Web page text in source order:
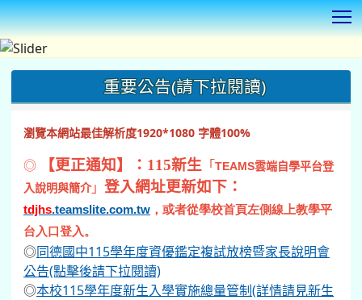
重要公告(請下拉閱讀)
瀏覽本網站最佳解析度1920*1080 字體100%
◎ 【更正通知】：115新生 「 TEAMS雲端自學平台登
入說明與簡介」 登入網址更新如下：
tdjhs.teamslite.com.tw ，或者從學校首頁左側線上教學平
台入口登入。
◎同德國中115學年度資優鑑定複試放榜暨家長說明會
公告(點擊後請下拉閱讀)
◎本校115學年度新生入學實施總量管制(詳情請見新生